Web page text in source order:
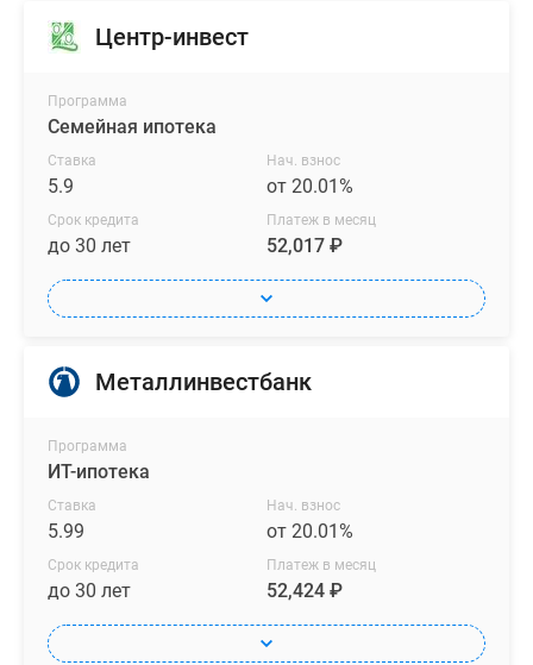
Центр-инвест
Программа
Семейная ипотека
Ставка
5.9
Нач. взнос
от 20.01%
Срок кредита
до 30 лет
Платеж в месяц
52,017 ₽
Металлинвестбанк
Программа
ИТ-ипотека
Ставка
5.99
Нач. взнос
от 20.01%
Срок кредита
до 30 лет
Платеж в месяц
52,424 ₽